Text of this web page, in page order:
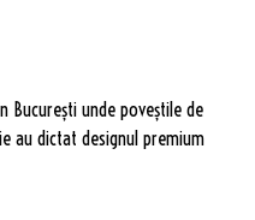
București unde poveștile de
au dictat designul premium